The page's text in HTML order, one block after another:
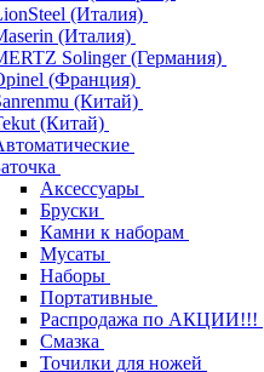
(Италия)
(Италия)
Solinger (Германия)
(Франция)
(Китай)
(Китай)
Аксессуары
Бруски
Камни к наборам
Мусаты
Наборы
Портативные
Распродажа по АКЦИИ!!!
Смазка
Точилки для ножей